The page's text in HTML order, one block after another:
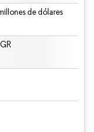
de dólares
según CC BY 4.0.